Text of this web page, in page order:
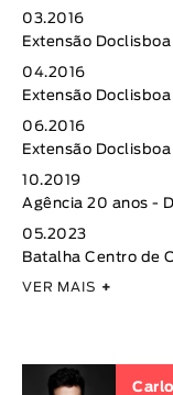
03.2016
Extensão
04.2016
Extensão
06.2016
Extensão
10.2019
Agência 20 anos -
05.2023
Batalha Centro de
VER MAIS +